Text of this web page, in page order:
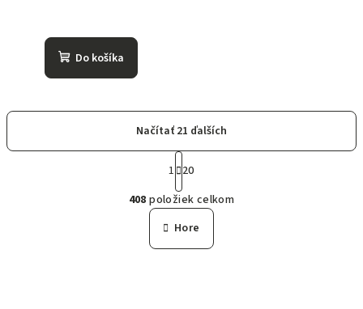
Do košíka
O
v
l
á
Načítať 21 ďalších
S
t
r
á
n
k
o
1 20
408 položiek celkom
Hore